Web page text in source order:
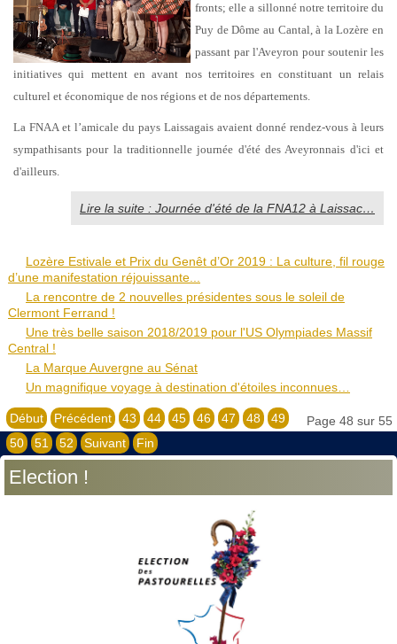
fronts; elle a sillonné notre territoire du
Puy de Dôme au Cantal, à la Lozère en
passant par l'Aveyron pour soutenir les
initiatives qui mettent en avant nos territoires en constituant un relais
culturel et économique de nos régions et de nos départements.
La FNAA et l’amicale du pays Laissagais avaient donné rendez-vous à leurs
sympathisants pour la traditionnelle journée d'été des Aveyronnais d'ici et
d'ailleurs.
Lire la suite : Journée d'été de la FNA12 à Laissac…
Lozère Estivale et Prix du Genêt d’Or 2019 : La culture, fil rouge
d’une manifestation réjouissante...
La rencontre de 2 nouvelles présidentes sous le soleil de
Clermont Ferrand !
Une très belle saison 2018/2019 pour l'US Olympiades Massif
Central !
La Marque Auvergne au Sénat
Un magnifique voyage à destination d'étoiles inconnues…
Page 48 sur 55
Début Précédent 43 44 45 46 47 48
49
50
51 52 Suivant Fin
Election !